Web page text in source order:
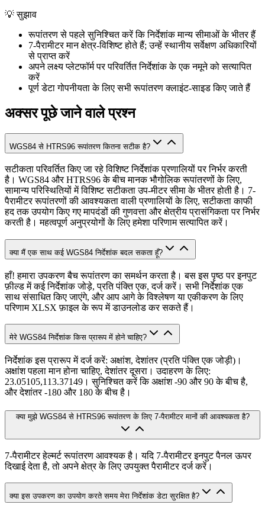
💡 सुझाव
रूपांतरण से पहले सुनिश्चित करें कि निर्देशांक मान्य सीमाओं के भीतर हैं
7-पैरामीटर मान क्षेत्र-विशिष्ट होते हैं; उन्हें स्थानीय सर्वेक्षण अधिकारियों
से प्राप्त करें
अपने लक्ष्य प्लेटफॉर्म पर परिवर्तित निर्देशांक के एक नमूने को सत्यापित
करें
पूर्ण डेटा गोपनीयता के लिए सभी रूपांतरण क्लाइंट-साइड किए जाते हैं
अक्सर पूछे जाने वाले प्रश्न
WGS84 से HTRS96 रूपांतरण कितना सटीक है?
सटीकता परिवर्तित किए जा रहे विशिष्ट निर्देशांक प्रणालियों पर निर्भर करती
है। WGS84 और HTRS96 के बीच मानक भौगोलिक रूपांतरणों के लिए,
सामान्य परिस्थितियों में विशिष्ट सटीकता उप-मीटर सीमा के भीतर होती है। 7-
पैरामीटर रूपांतरणों की आवश्यकता वाली प्रणालियों के लिए, सटीकता काफी
हद तक उपयोग किए गए मापदंडों की गुणवत्ता और क्षेत्रीय प्रासंगिकता पर निर्भर
करती है। महत्वपूर्ण अनुप्रयोगों के लिए हमेशा परिणाम सत्यापित करें।
क्या मैं एक साथ कई WGS84 निर्देशांक बदल सकता हूँ?
हाँ! हमारा उपकरण बैच रूपांतरण का समर्थन करता है। बस इस पृष्ठ पर इनपुट
फ़ील्ड में कई निर्देशांक जोड़े, प्रति पंक्ति एक, दर्ज करें। सभी निर्देशांक एक
साथ संसाधित किए जाएंगे, और आप आगे के विश्लेषण या एकीकरण के लिए
परिणाम XLSX फ़ाइल के रूप में डाउनलोड कर सकते हैं।
मेरे WGS84 निर्देशांक किस प्रारूप में होने चाहिए?
निर्देशांक इस प्रारूप में दर्ज करें: अक्षांश, देशांतर (प्रति पंक्ति एक जोड़ी)।
अक्षांश पहला मान होना चाहिए, देशांतर दूसरा। उदाहरण के लिए:
23.05105,113.37149। सुनिश्चित करें कि अक्षांश -90 और 90 के बीच है,
और देशांतर -180 और 180 के बीच है।
क्या मुझे WGS84 से HTRS96 रूपांतरण के लिए 7-पैरामीटर मानों की आवश्यकता है?
7-पैरामीटर हेल्मर्ट रूपांतरण आवश्यक है। यदि 7-पैरामीटर इनपुट पैनल ऊपर
दिखाई देता है, तो अपने क्षेत्र के लिए उपयुक्त पैरामीटर दर्ज करें।
क्या इस उपकरण का उपयोग करते समय मेरा निर्देशांक डेटा सुरक्षित है?